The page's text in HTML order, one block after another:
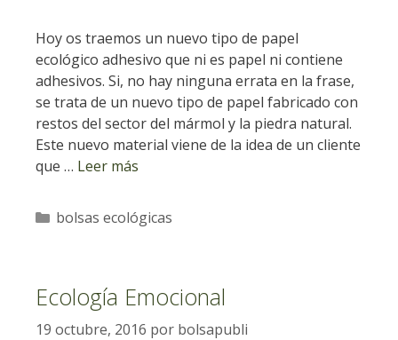
Hoy os traemos un nuevo tipo de papel
ecológico adhesivo que ni es papel ni contiene
adhesivos. Si, no hay ninguna errata en la frase,
se trata de un nuevo tipo de papel fabricado con
restos del sector del mármol y la piedra natural.
Este nuevo material viene de la idea de un cliente
que … Leer más
Categorías
bolsas ecológicas
Ecología Emocional
19 octubre, 2016 por bolsapubli